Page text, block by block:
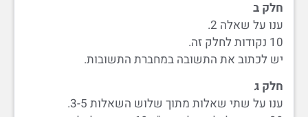
חלק ב
ענו על שאלה 2.
10 נקודות לחלק זה.
יש לכתוב את התשובה במחברת התשובות.
חלק ג
ענו על שתי שאלות מתוך שלוש השאלות 3-5.